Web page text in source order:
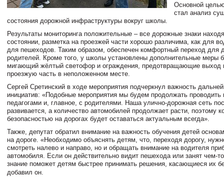
Основной
стал анализ
состояния дорожной инфраструктуры вокруг школы.
Результаты мониторинга положительные – все дорожные знаки
состоянии, разметка на проезжей части хорошо различима, как для
для пешеходов. Таким образом, обеспечен комфортный переход для
родителей. Кроме того, у школы установлены дополнительные меры
мигающий жёлтый светофор и ограждения, предотвращающие выход
проезжую часть в неположенном месте.
Сергей Сретинский в ходе мероприятия подчеркнул важность
инициатив: «Подобные мероприятия мы будем продолжать проводить
педагогами и, главное, с родителями. Наша улично-дорожная сеть
развивается, а количество автомобилей продолжает расти, поэтому
безопасностью на дорогах будет оставаться актуальным всегда».
Также, депутат обратил внимание на важность обучения детей
на дороге. «Необходимо объяснять детям, что, переходя дорогу,
смотреть налево и направо, но и обращать внимание на водителя
автомобиля. Если он действительно видит пешехода или занят чем-
знание поможет детям быстрее принимать решения, касающиеся их
добавил он.